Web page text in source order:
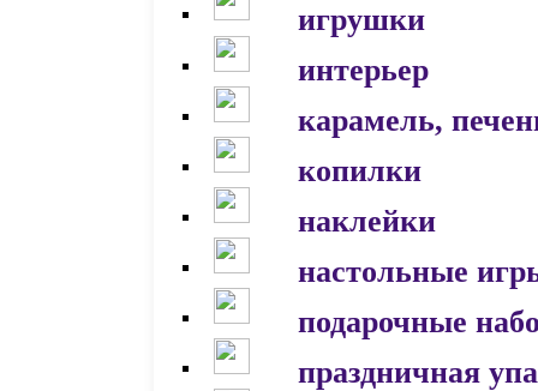
игрушки
интерьер
карамель,
копилки
наклейки
настольные
подарочные
праздничная